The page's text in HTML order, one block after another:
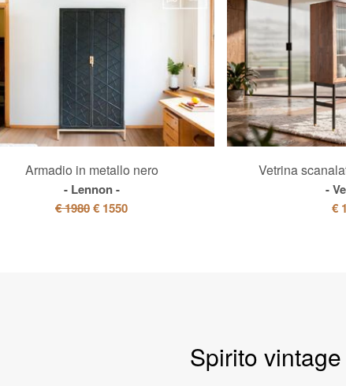
Armadio in metallo nero
Lennon
€ 1980€ 1550
Vetrina
€
Spirito